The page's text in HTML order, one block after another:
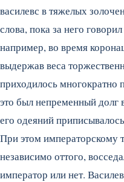
василевс в тяжелых
слова, пока за него
например, во время
выдержав веса
приходилось многократно
это был непременный долг
его одеяний
При этом императорскому
независимо оттого,
император или нет.